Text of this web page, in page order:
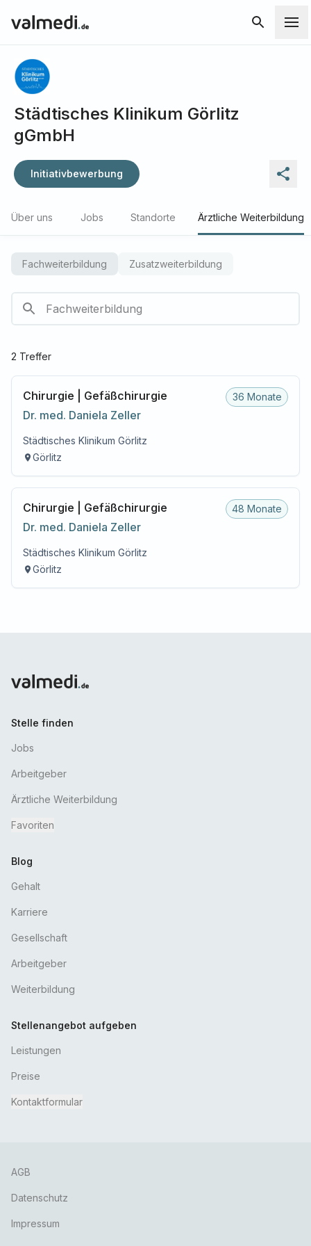
Städtisches Klinikum Görlitz
gGmbH
Initiativbewerbung
Über uns Jobs Standorte Ärztliche Weiterbildung
Fachweiterbildung Zusatzweiterbildung
2 Treffer
Chirurgie | Gefäßchirurgie
Dr. med. Daniela Zeller
36 Monate
Städtisches Klinikum Görlitz
Görlitz
Chirurgie | Gefäßchirurgie
Dr. med. Daniela Zeller
48 Monate
Städtisches Klinikum Görlitz
Görlitz
Stelle finden
Jobs
Arbeitgeber
Ärztliche Weiterbildung
Favoriten
Blog
Gehalt
Karriere
Gesellschaft
Arbeitgeber
Weiterbildung
Stellenangebot aufgeben
Leistungen
Preise
Kontaktformular
AGB
Datenschutz
Impressum